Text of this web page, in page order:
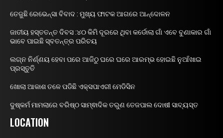
ତେଜୁଛି ରେଭେନ୍ସା ବିବାଦ : ମୁଖ୍ୟ ଫାଟକ ଆଗରେ ଆନ୍ଦୋଳନ
ଜାତୀୟ ହସ୍ତତନ୍ତ ଦିବସ :୪୦ କିମି ଦୂରରେ ଥିବା କର୍ଡୋଲା ଗାଁ ଏବେ ବୁଣାକାର ଗାଁ
ଭାବେ ପାଇଛି ସ୍ବତନ୍ତ୍ର ପରିଚୟ
ଲଗ୍ନ ନିର୍ଣ୍ଣୟ ହେବା ପରେ ଆଜିଠୁ ଘରେ ଘରେ ଆରମ୍ଭ ହୋଇଛି ନୁଆଁଖାଇ
ପ୍ରସ୍ତୁତି
ଖୋଲା ଆକାଶ ତଳେ ପଡିଛି ଏକ୍ସପାଏରୀ ମେଡିସିନ
ଦୁଷ୍କର୍ମ ମାମଲାରେ ବରିଷ୍ଠ ସାମ୍ଵାଦିକ ତରୁଣ ତେଜପାଲ ଦୋଷୀ ସାବ୍ୟସ୍ତ
LOCATION